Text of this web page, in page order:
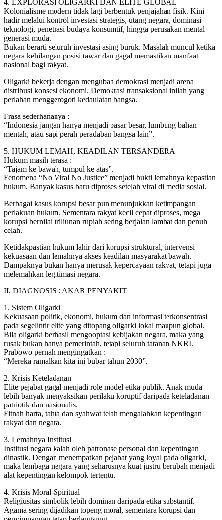
4. EXPLORASI OLIGARKI DAN ELITE GLOBAL
Kolonialisme modern tidak lagi berbentuk penjajahan fisik. Kini
hadir melalui kontrol investasi strategis, utang negara, dominasi
teknologi, penetrasi budaya konsumtif, hingga perusakan mental
generasi muda.
Bukan berarti seluruh investasi asing buruk. Masalah muncul ketika
negara kehilangan posisi tawar dan gagal memastikan manfaat
nasional bagi rakyat.
Oligarki bekerja dengan mengubah demokrasi menjadi arena
distribusi konsesi ekonomi. Demokrasi transaksional inilah yang
perlahan menggerogoti kedaulatan bangsa.
Frasa sederhananya :
“Indonesia jangan hanya menjadi pasar besar, lumbung bahan
mentah, atau sapi perah peradaban bangsa lain”.
5. HUKUM LEMAH, KEADILAN TERSANDERA
Hukum masih terasa :
“Tajam ke bawah, tumpul ke atas”.
Fenomena “No Viral No Justice” menjadi bukti lemahnya kepastian
hukum. Banyak kasus baru diproses setelah viral di media sosial.
Berbagai kasus korupsi besar pun menunjukkan ketimpangan
perlakuan hukum. Sementara rakyat kecil cepat diproses, mega
korupsi bernilai triliunan rupiah sering berjalan lambat dan penuh
celah.
Ketidakpastian hukum lahir dari korupsi struktural, intervensi
kekuasaan dan lemahnya akses keadilan masyarakat bawah.
Dampaknya bukan hanya merusak kepercayaan rakyat, tetapi juga
melemahkan legitimasi negara.
II. DIAGNOSIS : AKAR PENYAKIT
1. Sistem Oligarki
Kekuasaan politik, ekonomi, hukum dan informasi terkonsentrasi
pada segelintir elite yang ditopang oligarki lokal maupun global.
Bila oligarki berhasil mengooptasi kebijakan negara, maka yang
rusak bukan hanya pemerintah, tetapi seluruh tatanan NKRI.
Prabowo pernah mengingatkan :
“Mereka ramalkan kita ini bubar tahun 2030”.
2. Krisis Keteladanan
Elite pejabat gagal menjadi role model etika publik. Anak muda
lebih banyak menyaksikan perilaku koruptif daripada keteladanan
patriotik dan nasionalis.
Fitnah harta, tahta dan syahwat telah mengalahkan kepentingan
rakyat dan negara.
3. Lemahnya Institusi
Institusi negara kalah oleh patronase personal dan kepentingan
dinastik. Dengan menempatkan pejabat yang loyal pada oligarki,
maka lembaga negara yang seharusnya kuat justru berubah menjadi
alat kepentingan kelompok tertentu.
4. Krisis Moral-Spiritual
Religiusitas simbolik lebih dominan daripada etika substantif.
Agama sering dijadikan topeng moral, sementara korupsi dan